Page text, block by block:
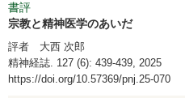
書評
宗教と精神医学のあいだ
評者 大西 次郎
精神経誌. 127 (6): 439-439, 2025
https://doi.org/10.57369/pnj.25-070